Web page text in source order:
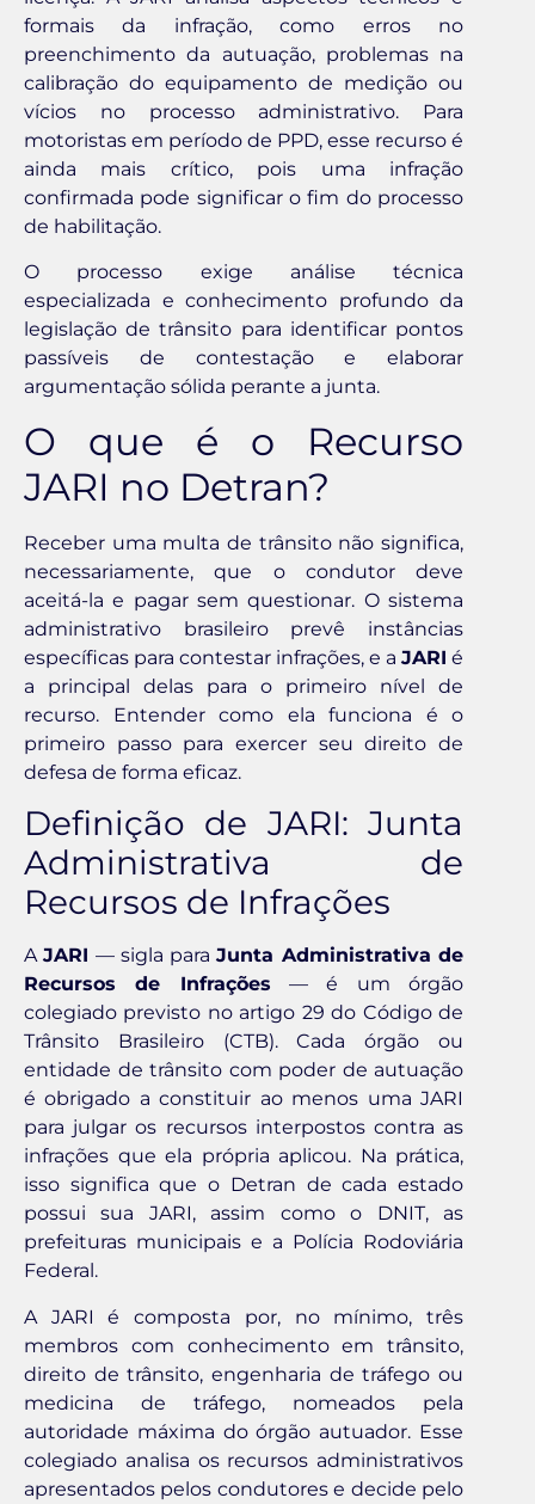
formais da infração, como erros no
preenchimento da autuação, problemas na
calibração do equipamento de medição ou
vícios no processo administrativo. Para
motoristas em período de PPD, esse recurso é
ainda mais crítico, pois uma infração
confirmada pode significar o fim do processo
de habilitação.
O processo exige análise técnica
especializada e conhecimento profundo da
legislação de trânsito para identificar pontos
passíveis de contestação e elaborar
argumentação sólida perante a junta.
O que é o Recurso
JARI no Detran?
Receber uma multa de trânsito não significa,
necessariamente, que o condutor deve
aceitá-la e pagar sem questionar. O sistema
administrativo brasileiro prevê instâncias
específicas para contestar infrações, e a JARI é
a principal delas para o primeiro nível de
recurso. Entender como ela funciona é o
primeiro passo para exercer seu direito de
defesa de forma eficaz.
Definição de JARI: Junta
Administrativa de
Recursos de Infrações
AJARI — sigla paraJunta Administrativa de
Recursos de Infrações — é um órgão
colegiado previsto no artigo 29 do Código de
Trânsito Brasileiro (CTB). Cada órgão ou
entidade de trânsito com poder de autuação
é obrigado a constituir ao menos uma JARI
para julgar os recursos interpostos contra as
infrações que ela própria aplicou. Na prática,
isso significa que o Detran de cada estado
possui sua JARI, assim como o DNIT, as
prefeituras municipais e a Polícia Rodoviária
Federal.
A JARI é composta por, no mínimo, três
membros com conhecimento em trânsito,
direito de trânsito, engenharia de tráfego ou
medicina de tráfego, nomeados pela
autoridade máxima do órgão autuador. Esse
colegiado analisa os recursos administrativos
apresentados pelos condutores e decide pelo